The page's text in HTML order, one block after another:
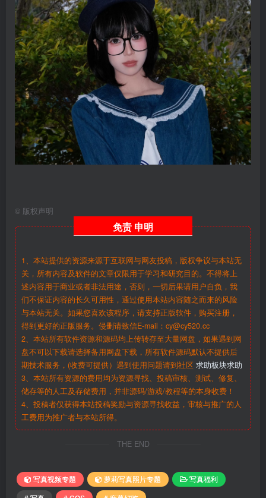
© 版权声明
免责 申明
1、本站提供的资源来源于互联网与网友投稿，版权争议与本站无
关，所有内容及软件的文章仅限用于学习和研究目的。不得将上
述内容用于商业或者非法用途，否则，一切后果请用户自负，我
们不保证内容的长久可用性，通过使用本站内容随之而来的风险
与本站无关。如果您喜欢该程序，请支持正版软件，购买注册，
得到更好的正版服务。侵删请致信E-mail：cy@cy520.cc
2、本站所有软件资源和源码均上传转存至大量网盘，如果遇到网
盘不可以下载请选择备用网盘下载，所有软件源码默认不提供后
期技术服务，(收费可提供）遇到使用问题请到社区 求助板块求助
3、本站所有资源的费用均为资源寻找、投稿审核、测试、修复、
储存等的人工及存储费用，并非源码/游戏/教程等的本身收费！
4、投稿者仅获得本站投稿奖励与资源寻找收益，审核与推广的人
工费用为推广者与本站所得。
THE END
写真视频专题 萝莉写真照片专题
写真福利